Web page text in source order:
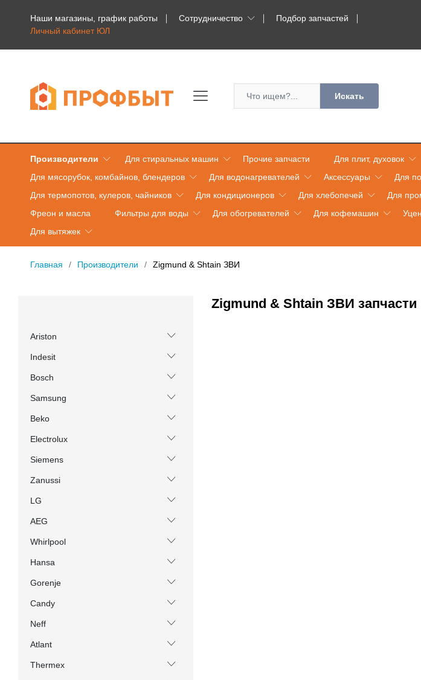
Наши магазины, график работы Сотрудничество
Подбор запчастей
Личный кабинет ЮЛ
Искать
Производители Для стиральных машин Прочие запчасти Для плит, духовок
Для мясорубок, комбайнов, блендеров
Для водонагревателей Аксессуары Для
Для термопотов, кулеров, чайников
Для кондиционеров Для хлебопечей Для
Фреон и масла
Фильтры для воды Для обогревателей Для кофемашин
Для вытяжек
Главная Производители Zigmund & Shtain ЗВИ
Ariston
Indesit
Bosch
Samsung
Beko
Electrolux
Siemens
Zanussi
LG
AEG
Whirlpool
Hansa
Gorenje
Candy
Neff
Atlant
Thermex
Zigmund & Shtain ЗВИ запчасти